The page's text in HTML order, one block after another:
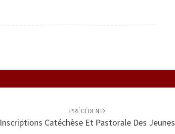
PRÉCÉDENT
Inscriptions Catéchèse Et Pastorale Des Jeunes